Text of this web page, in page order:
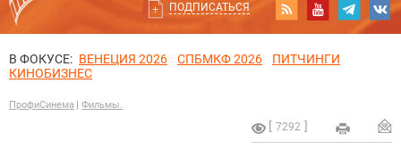
ПОДПИСАТЬСЯ
В ФОКУСЕ: ВЕНЕЦИЯ 2026 СПБМКФ 2026
ПИТЧИНГИ
КИНОБИЗНЕС
ПрофиСинема Фильмы.
7292